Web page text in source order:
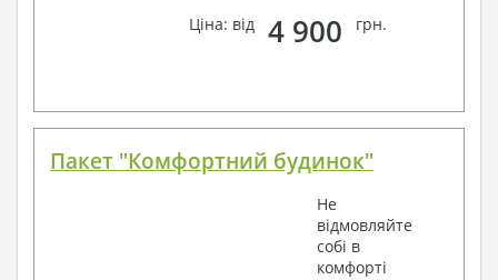
Ціна: від
4 900 грн.
Пакет "Комфортний будинок"
Не
відмовляйте
собі в
комфорті